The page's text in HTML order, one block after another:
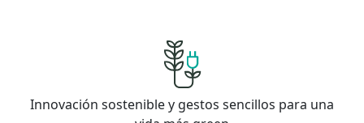
Innovación sostenible y gestos sencillos para una